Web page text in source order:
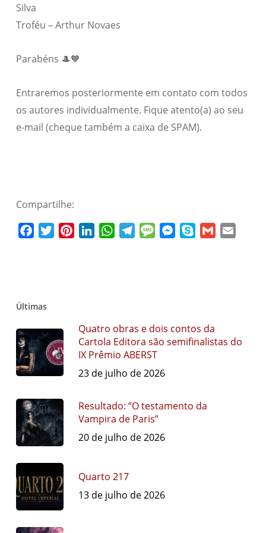
Silva
Troféu – Arthur Novaes
Parabéns 🎩🧡
Entraremos posteriormente em contato com todos
os autores individualmente. Fique atento(a) ao seu
e-mail (cheque também a caixa de SPAM).
Compartilhe:
FacebookTwitterPinterestLinkedInWhatsAppTelegramMessageMessenger
Skype Gmail
Últimas
Quatro obras e dois contos da
Cartola Editora são semifinalistas do
IX Prêmio ABERST
23 de julho de 2026
Resultado: “O testamento da
Vampira de Paris”
20 de julho de 2026
Quarto 217
13 de julho de 2026